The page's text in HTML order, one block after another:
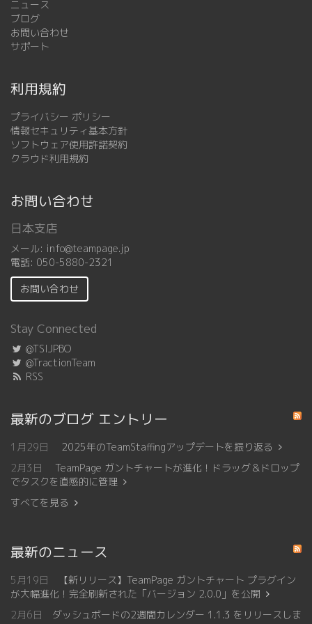
ニュース
ブログ
お問い合わせ
サポート
利用規約
プライバシー ポリシー
情報セキュリティ基本方針
ソフトウェア使用許諾契約
クラウド利用規約
お問い合わせ
日本支店
メール: info@teampage.jp
電話: 050-5880-2321
お問い合わせ
Stay Connected
@TSIJPBO
@TractionTeam
RSS
最新のブログ エントリー
1月29日
2025年のTeamStaffingアップデートを振り返る
2月3日
TeamPage ガントチャートが進化！ドラッグ＆ドロップ
でタスクを直感的に管理
すべてを見る
最新のニュース
5月19日
【新リリース】TeamPage ガントチャート プラグイン
が大幅進化！完全刷新された「バージョン 2.0.0」を公開
2月6日
ダッシュボードの2週間カレンダー 1.1.3 をリリースしま